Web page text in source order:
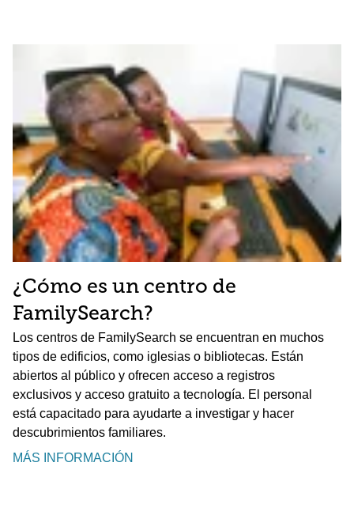
¿Cómo es un centro de
FamilySearch?
Los centros de FamilySearch se encuentran en muchos
tipos de edificios, como iglesias o bibliotecas. Están
abiertos al público y ofrecen acceso a registros
exclusivos y acceso gratuito a tecnología. El personal
está capacitado para ayudarte a investigar y hacer
descubrimientos familiares.
MÁS INFORMACIÓN